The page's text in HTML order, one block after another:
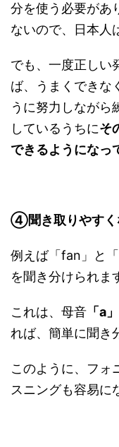
分を使う必要があ
ないので、日本人
でも、一度正しい
ば、うまくできな
うに努力しながら
しているうちにそ
できるようになっ
④聞き取りやすく
例えば「fan」と
を聞き分けられま
これは、母音 「a」
れば、簡単に聞き
このように、フォ
スニングも容易に